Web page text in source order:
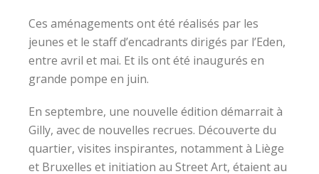
Ces aménagements ont été réalisés par les
jeunes et le staff d’encadrants dirigés par l’Eden,
entre avril et mai. Et ils ont été inaugurés en
grande pompe en juin.
En septembre, une nouvelle édition démarrait à
Gilly, avec de nouvelles recrues. Découverte du
quartier, visites inspirantes, notamment à Liège
et Bruxelles et initiation au Street Art, étaient au